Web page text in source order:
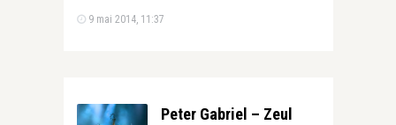
9 mai 2014, 11:37
Peter Gabriel – Zeul